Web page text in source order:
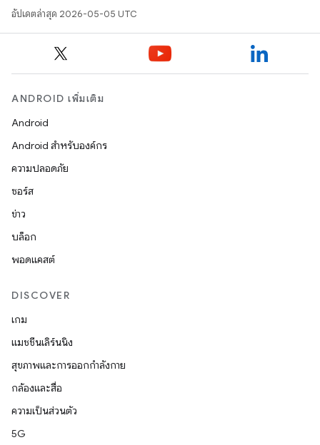
อัปเดตล่าสุด 2026-05-05 UTC
ANDROID เพิ่มเติม
Android
Android สำหรับองค์กร
ความปลอดภัย
ซอร์ส
ข่าว
บล็อก
พอดแคสต์
DISCOVER
เกม
แมชชีนเลิร์นนิง
สุขภาพและการออกกำลังกาย
กล้องและสื่อ
ความเป็นส่วนตัว
5G